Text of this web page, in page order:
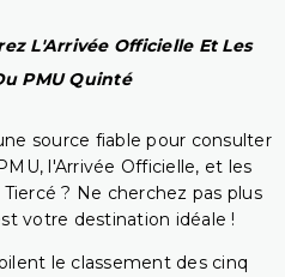
L'Arrivée Officielle Et Les
PMU Quinté
source fiable pour consulter
l'Arrivée Officielle, et les
? Ne cherchez pas plus
votre destination idéale !
le classement des cinq